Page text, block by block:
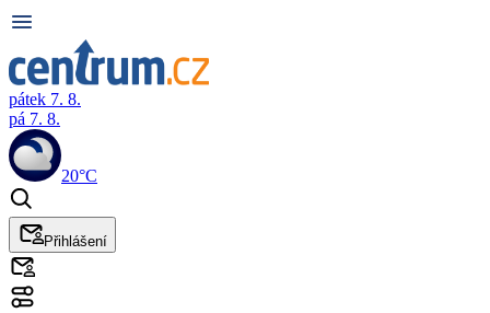
pátek 7. 8.
pá 7. 8.
20°C
Přihlášení